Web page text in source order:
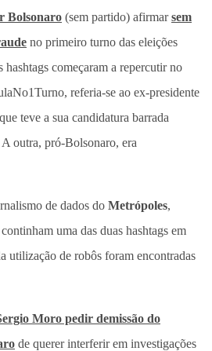
Bolsonaro (sem partido) afirmarsem
no primeiro turno das eleições
hashtags começaram a repercutir no
referia-se ao ex-presidente
teve a sua candidatura barrada
A outra, pró-Bolsonaro, era
de dados do Metrópoles,
uma das duas hashtags em
utilização de robôs foram encontradas
Moro pedir demissão do
de querer interferir em investigações